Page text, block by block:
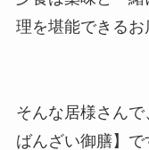
理を堪能できるお
そんな居様さん
ばんざい御膳】で